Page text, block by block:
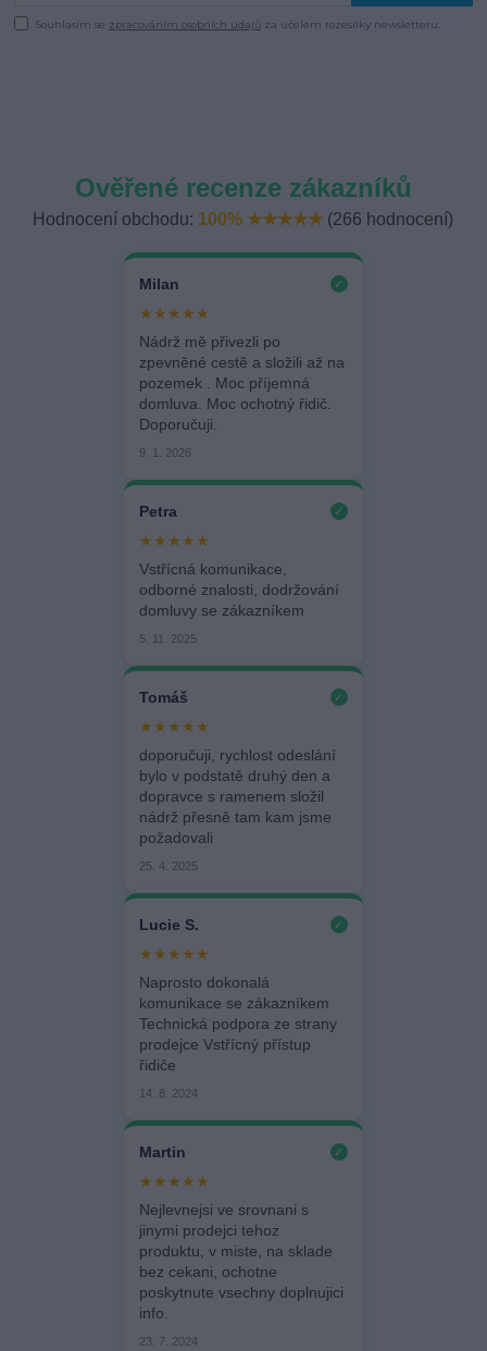
Souhlasím se zpracováním osobních údajů za účelem rozesílky newsletteru.
Ověřené recenze zákazníků
Hodnocení obchodu: 100% ★★★★★ (266 hodnocení)
Milan ✓
★★★★★
Nádrž mě přivezli po
zpevněné cestě a složili až na
pozemek . Moc příjemná
domluva. Moc ochotný řidič.
Doporučuji.
9. 1. 2026
Petra ✓
★★★★★
Vstřícná komunikace,
odborné znalosti, dodržování
domluvy se zákazníkem
5. 11. 2025
Tomáš ✓
★★★★★
doporučuji, rychlost odeslání
bylo v podstatě druhý den a
dopravce s ramenem složil
nádrž přesně tam kam jsme
požadovali
25. 4. 2025
Lucie S. ✓
★★★★★
Naprosto dokonalá
komunikace se zákazníkem
Technická podpora ze strany
prodejce Vstřícný přístup
řidiče
14. 8. 2024
Martin ✓
★★★★★
Nejlevnejsi ve srovnani s
jinymi prodejci tehoz
produktu, v miste, na sklade
bez cekani, ochotne
poskytnute vsechny doplnujici
info.
23. 7. 2024